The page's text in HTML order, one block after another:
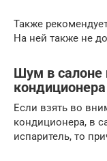
Также
На ней также не
Шум в салоне
кондиционера
Если взять во
кондиционера, в
испаритель, то